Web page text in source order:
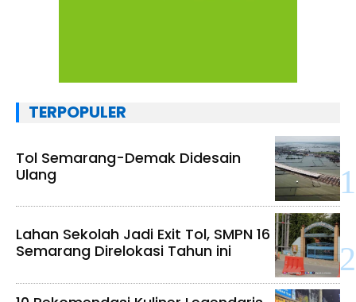
TERPOPULER
Tol Semarang-Demak Didesain
Ulang
Lahan Sekolah Jadi Exit Tol, SMPN 16
Semarang Direlokasi Tahun ini